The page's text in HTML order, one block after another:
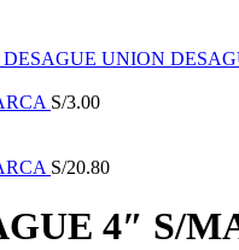
UNION
S/3.00
S/20.80
4″ S/